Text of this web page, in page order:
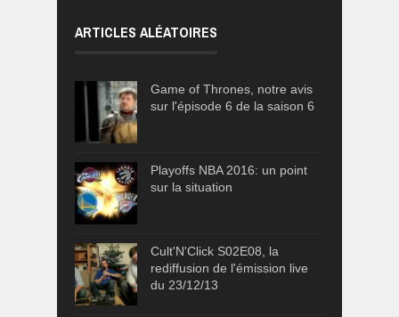
ARTICLES ALÉATOIRES
Game of Thrones, notre avis
sur l'épisode 6 de la saison 6
Playoffs NBA 2016: un point
sur la situation
Cult'N'Click S02E08, la
rediffusion de l'émission live
du 23/12/13